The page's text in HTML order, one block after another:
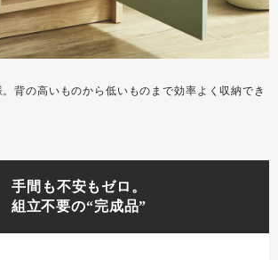
背の高いものから低いものまで効率よく収納でき
手間も不安もゼロ。
組立不要の“完成品”